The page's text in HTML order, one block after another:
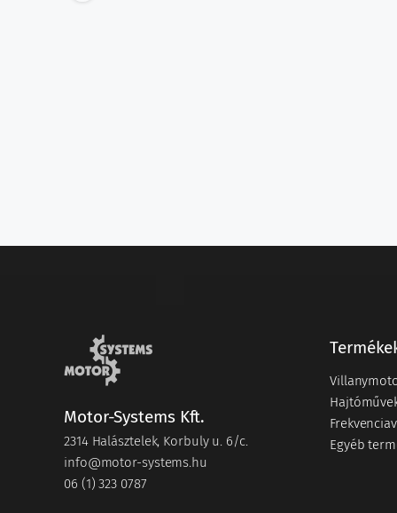
Motor-Systems Kft.
2314 Halásztelek, Korbuly u. 6/c.
info@motor-systems.hu
06 (1) 323 0787
Egyéb